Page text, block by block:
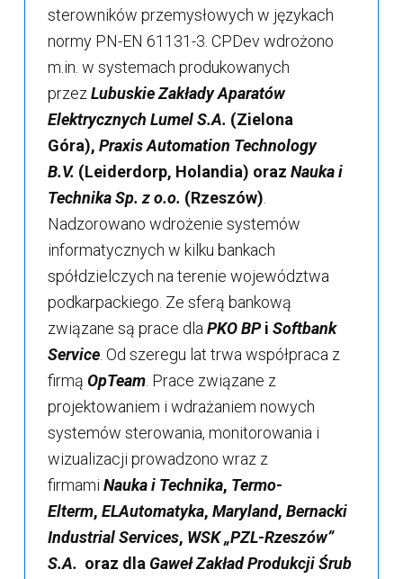
sterowników przemysłowych w językach
normy PN-EN 61131-3. CPDev wdrożono
m.in. w systemach produkowanych
przezLubuskie Zakłady Aparatów
Elektrycznych Lumel S.A. (Zielona
Góra), Praxis Automation Technology
B.V. (Leiderdorp, Holandia) oraz Nauka i
Technika Sp. z o.o. (Rzeszów).
Nadzorowano wdrożenie systemów
informatycznych w kilku bankach
spółdzielczych na terenie województwa
podkarpackiego. Ze sferą bankową
związane są prace dlaPKO BPi Softbank
Service. Od szeregu lat trwa współpraca z
firmą OpTeam. Prace związane z
projektowaniem i wdrażaniem nowych
systemów sterowania, monitorowania i
wizualizacji prowadzono wraz z
firmami Nauka i Technika, Termo-
Elterm, ELAutomatyka, Maryland, Bernacki
Industrial Services, WSK „PZL-Rzeszów”
S.A. oraz dla Gaweł Zakład Produkcji Śrub